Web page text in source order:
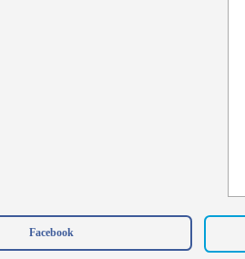
Facebook